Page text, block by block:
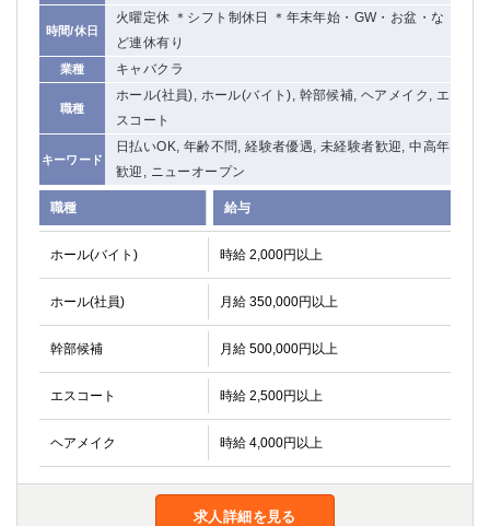
時間/休日
火曜定休 ＊シフト制休日 ＊年末年始・GW・お盆・な
ど連休有り
業種 キャバクラ
職種
ホール(社員), ホール(バイト), 幹部候補, ヘアメイク, エ
スコート
キーワード
日払いOK, 年齢不問, 経験者優遇, 未経験者歓迎, 中高年
歓迎, ニューオープン
職種 給与
ホール(バイト) 時給 2,000円以上
ホール(社員) 月給 350,000円以上
幹部候補 月給 500,000円以上
エスコート 時給 2,500円以上
ヘアメイク 時給 4,000円以上
求人詳細を見る